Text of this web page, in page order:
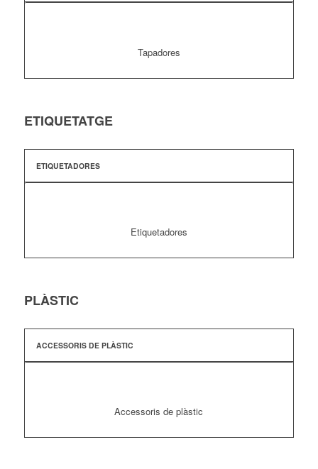
Tapadores
ETIQUETATGE
ETIQUETADORES
Etiquetadores
PLÀSTIC
ACCESSORIS DE PLÀSTIC
Accessoris de plàstic